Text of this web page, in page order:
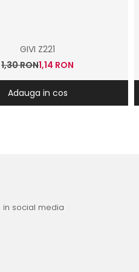
GIVI Z221
1,30 RON1,14 RON
Adauga in cos
social media